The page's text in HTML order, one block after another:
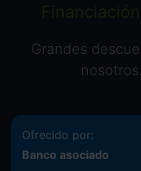
Financiación
Grandes
Ofrecido por:
Banco asociado